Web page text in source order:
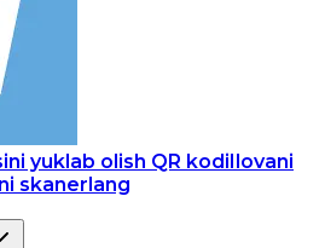
Ilovani
skanerlang